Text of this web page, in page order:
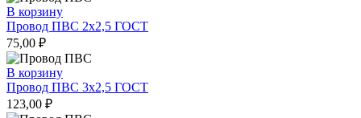
В корзину
Провод ПВС 2х2,5 ГОСТ
75,00 ₽
В корзину
Провод ПВС 3х2,5 ГОСТ
123,00 ₽